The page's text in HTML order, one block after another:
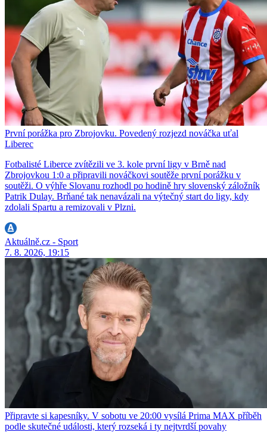
První porážka pro Zbrojovku. Povedený rozjezd nováčka uťal
Liberec
Fotbalisté Liberce zvítězili ve 3. kole první ligy v Brně nad
Zbrojovkou 1:0 a připravili nováčkovi soutěže první porážku v
soutěži. O výhře Slovanu rozhodl po hodině hry slovenský záložník
Patrik Dulay. Brňané tak nenavázali na výtečný start do ligy, kdy
zdolali Spartu a remizovali v Plzni.
Aktuálně.cz - Sport
7. 8. 2026, 19:15
Připravte si kapesníky. V sobotu ve 20:00 vysílá Prima MAX příběh
podle skutečné události, který rozseká i ty nejtvrdší povahy